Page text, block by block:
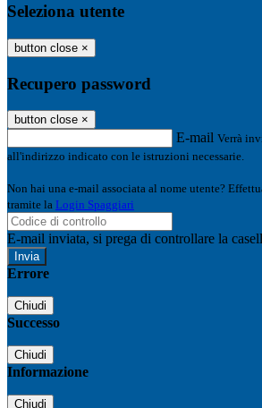
Seleziona utente
button close ×
Recupero password
button close ×
E-mail Verrà
all'indirizzo indicato con le istruzioni necessarie.
Non hai una e-mail associata al nome utente?
tramite la Login Spaggiari
E-mail inviata, si prega di controllare la
Errore
Chiudi
Successo
Chiudi
Informazione
Chiudi